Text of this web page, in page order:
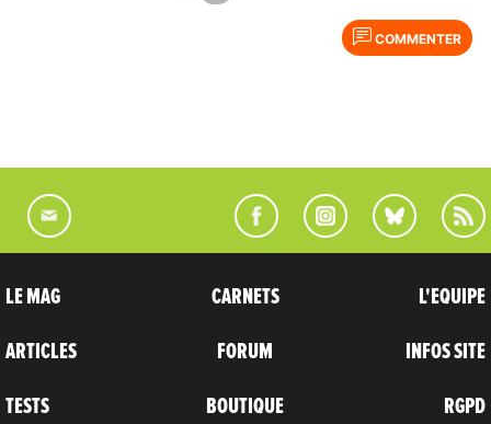
COMMENTER
LE MAG
ARTICLES
TESTS
CARNETS
FORUM
BOUTIQUE
L'EQUIPE
INFOS SITE
RGPD